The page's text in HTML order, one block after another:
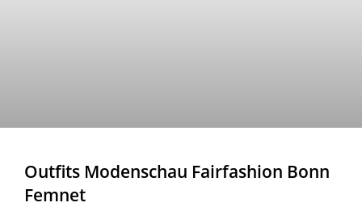
Outfits Modenschau Fairfashion Bonn
Femnet